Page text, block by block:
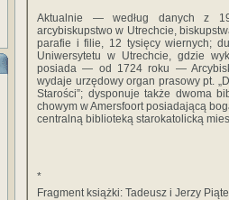
Aktualnie — według danych z
arcybiskupstwo w Utrechcie,
parafie i filie, 12 tysięcy wiernych;
Uniwer­sytetu w Utrechcie, gdzie
posiada — od 1724 roku —
wydaje urzędowy organ prasowy pt.
Starości”; dysponuje także dwoma
chowym w Amersfoort posiadającą
cen­tralną biblioteką starokatolicką
*
Fragment książki: Tadeusz i Jerzy